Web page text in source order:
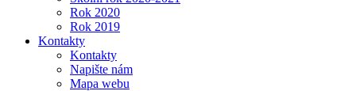
Rok 2020
Rok 2019
Kontakty
Kontakty
Napište nám
Mapa webu